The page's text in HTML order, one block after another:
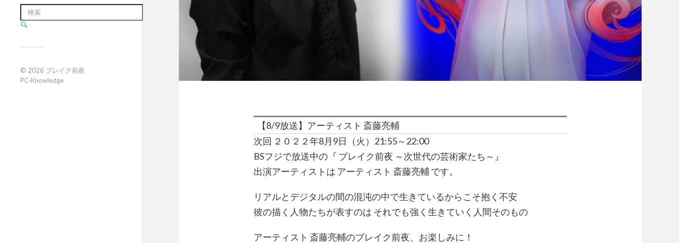
© 2026 ブレイク前夜
PC-Knowledge
【8/9放送】アーティスト 斎藤亮輔
次回 ２０２２年8月9日（火）21:55～22:00
BSフジで放送中の『 ブレイク前夜 ～次世代の芸術家たち～』
出演アーティストは アーティスト 斎藤亮輔 です。
リアルとデジタルの間の混沌の中で生きているからこそ抱く不安
彼の描く人物たちが表すのは それでも強く生きていく人間そのもの
アーティスト 斎藤亮輔のブレイク前夜、お楽しみに！